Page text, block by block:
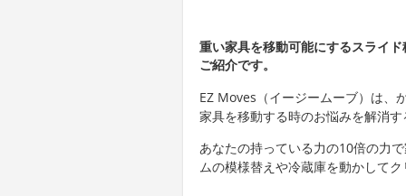
重い家具を移動可能にするスライ
ご紹介です。
EZ Moves（イージームーブ）は、
家具を移動する時のお悩みを解消す
あなたの持っている力の10倍の力
ムの模様替えや冷蔵庫を動かしてク